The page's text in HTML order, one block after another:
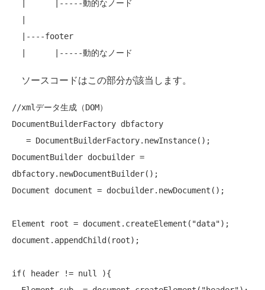
ソースコードはこの部分が該当します。
//xmlデータ生成（DOM）
DocumentBuilderFactory dbfactory
DocumentBuilder docbuilder =
dbfactory.newDocumentBuilder();
Document document = docbuilder.newDocument();
Element root = document.createElement( "data");
document.appendChild(root);
if( header != null
){